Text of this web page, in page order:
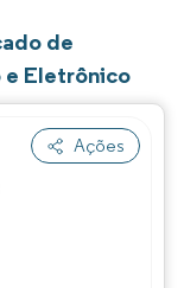
de
e Eletrônico
Ações